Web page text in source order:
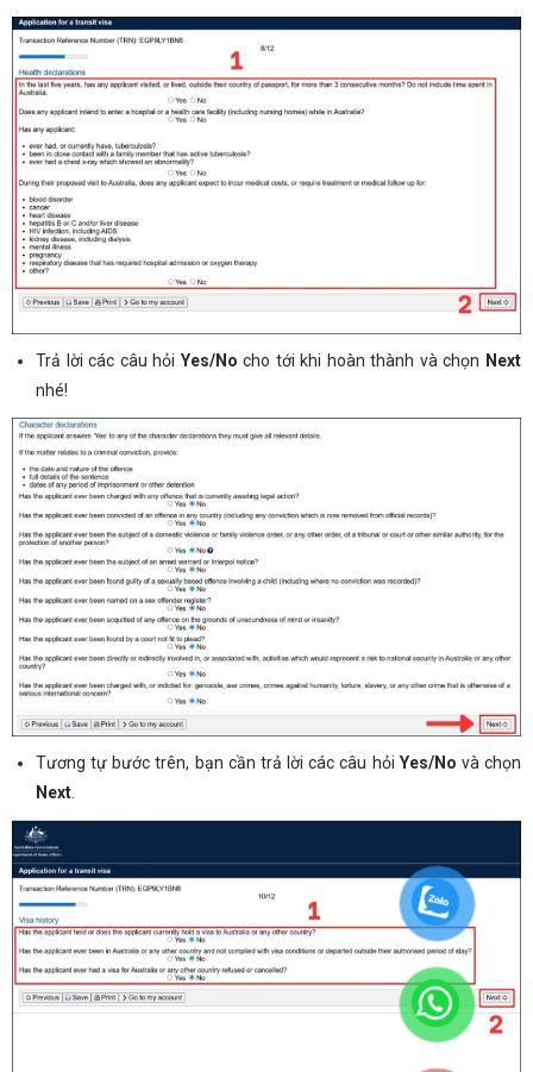
Trả lời các câu hỏi Yes/No cho tới khi hoàn thành và chọn Next
nhé!
Tương tự bước trên, bạn cần trả lời các câu hỏi Yes/No và chọn
Next